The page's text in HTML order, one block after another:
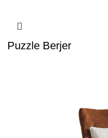
Puzzle Berjer